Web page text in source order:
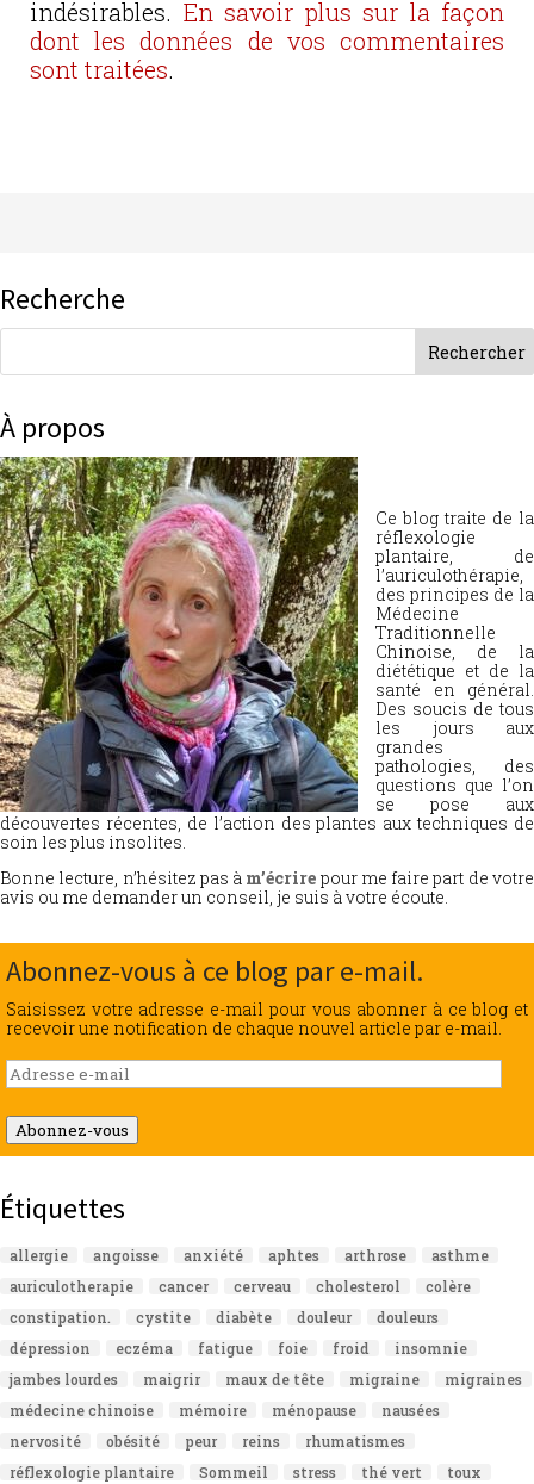
indésirables. En savoir plus sur la façon
dont les données de vos commentaires
sont traitées.
Recherche
À propos
Ce blog traite de la
réflexologie
plantaire, de
l’auriculothérapie,
des principes de la
Médecine
Traditionnelle
Chinoise, de la
diététique et de la
santé en général.
Des soucis de tous
les jours aux
grandes
pathologies, des
questions que l’on
se pose aux
découvertes récentes, de l’action des plantes aux techniques de
soin les plus insolites.
Bonne lecture, n’hésitez pas à m’écrire pour me faire part de votre
avis ou me demander un conseil, je suis à votre écoute.
Abonnez-vous à ce blog par e-mail.
Saisissez votre adresse e-mail pour vous abonner à ce blog et
recevoir une notification de chaque nouvel article par e-mail.
Adresse
e-
mail
Abonnez-vous
Étiquettes
allergie angoisse anxiété aphtes arthrose
asthme
auriculotherapie
cancer cerveau cholesterol
colère
constipation.
cystite diabète douleur
douleurs
dépression
eczéma fatigue foie froid
insomnie
jambes lourdes
maigrir maux de tête migraine
migraines
médecine chinoise
mémoire ménopause
nausées
nervosité
obésité peur reins
rhumatismes
réflexologie plantaire
Sommeil stress thé vert
toux